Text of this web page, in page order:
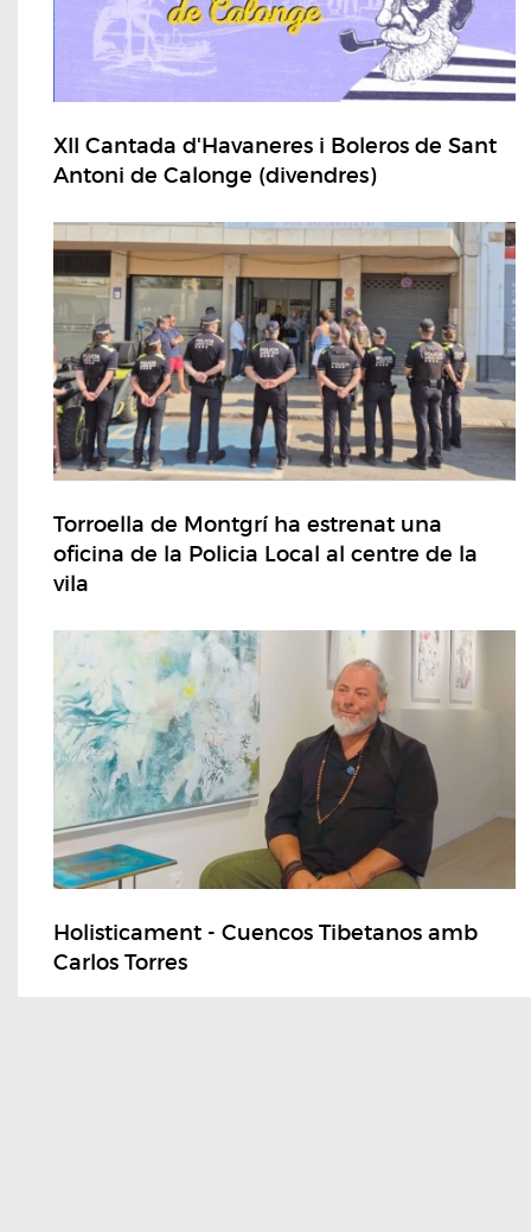
XII Cantada d'Havaneres i Boleros de Sant
Antoni de Calonge (divendres)
Torroella de Montgrí ha estrenat una
oficina de la Policia Local al centre de la
vila
Holisticament - Cuencos Tibetanos amb
Carlos Torres